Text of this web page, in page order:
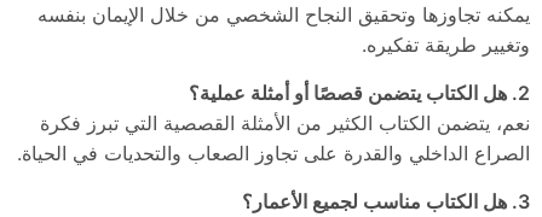
يمكنه تجاوزها وتحقيق النجاح الشخصي من خلال الإيمان بنفسه
وتغيير طريقة تفكيره.
2. هل الكتاب يتضمن قصصًا أو أمثلة عملية؟
نعم، يتضمن الكتاب الكثير من الأمثلة القصصية التي تبرز فكرة
الصراع الداخلي والقدرة على تجاوز الصعاب والتحديات في الحياة.
3. هل الكتاب مناسب لجميع الأعمار؟